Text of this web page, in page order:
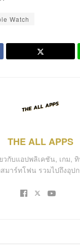
Watch
THE ALL APPS
วกับแอปพลิเคชัน, เกม,
มาร์ทโฟน รวมไปถึงอุป